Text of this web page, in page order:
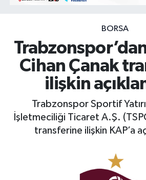
BORSA
Cihan Çanak
ilişkin
Trabzonspor Sportif
İşletmeciliği Ticaret A.Ş.
transferine ilişkin KAP’a
Bitcoin
Şirket Haberleri
BIST 100 Isı Haritası
Ekonomik Takvim